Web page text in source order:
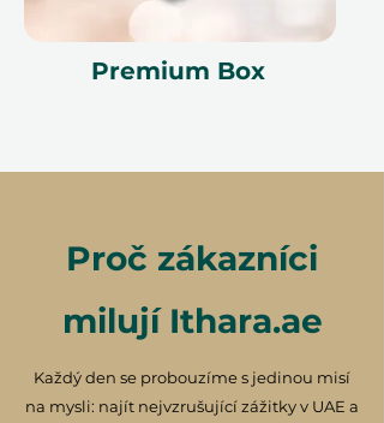
Premium Box
Proč zákazníci
milují Ithara.ae
Každý den se probouzíme s jedinou misí
na mysli: najít nejvzrušující zážitky v UAE a